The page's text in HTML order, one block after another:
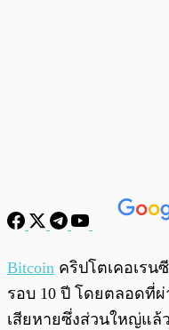
พร้อมเล่น
Bitcoin คริปโตเคอเรน
รอบ 10 ปี โดยตลอดที่
เสียหายซึ่งส่วนใหญ่แล้